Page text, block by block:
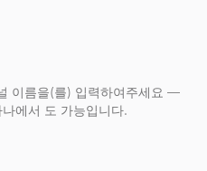
이름을(를) 입력하여주세요 —
에서 도 가능입니다.